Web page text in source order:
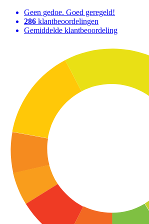
Geen gedoe. Goed geregeld!
286 klantbeoordelingen
Gemiddelde klantbeoordeling